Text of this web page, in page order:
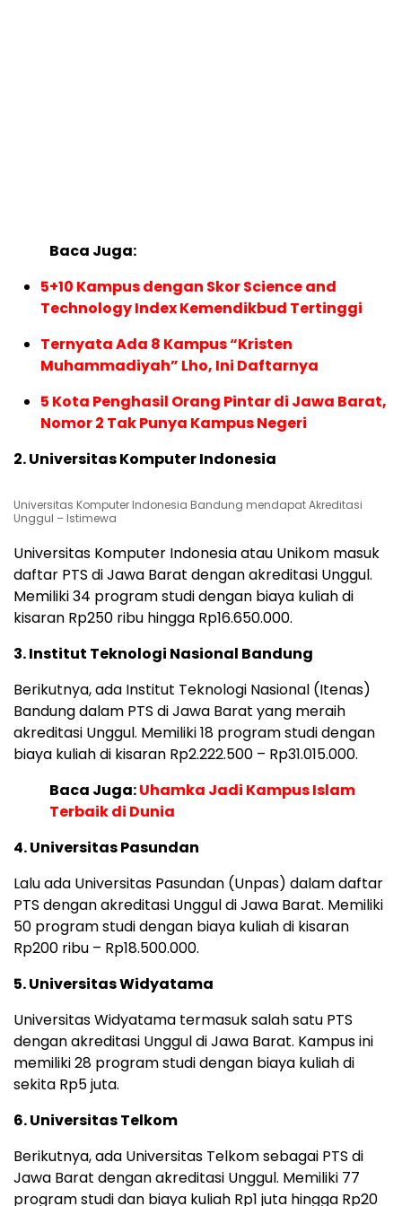
Baca Juga:
5+10 Kampus dengan Skor Science and
Technology Index Kemendikbud Tertinggi
Ternyata Ada 8 Kampus “Kristen
Muhammadiyah” Lho, Ini Daftarnya
5 Kota Penghasil Orang Pintar di Jawa Barat,
Nomor 2 Tak Punya Kampus Negeri
2. Universitas Komputer Indonesia
Universitas Komputer Indonesia Bandung mendapat Akreditasi
Unggul – Istimewa
Universitas Komputer Indonesia atau Unikom masuk
daftar PTS di Jawa Barat dengan akreditasi Unggul.
Memiliki 34 program studi dengan biaya kuliah di
kisaran Rp250 ribu hingga Rp16.650.000.
3. Institut Teknologi Nasional Bandung
Berikutnya, ada Institut Teknologi Nasional (Itenas)
Bandung dalam PTS di Jawa Barat yang meraih
akreditasi Unggul. Memiliki 18 program studi dengan
biaya kuliah di kisaran Rp2.222.500 – Rp31.015.000.
Baca Juga:Uhamka Jadi Kampus Islam
Terbaik di Dunia
4. Universitas Pasundan
Lalu ada Universitas Pasundan (Unpas) dalam daftar
PTS dengan akreditasi Unggul di Jawa Barat. Memiliki
50 program studi dengan biaya kuliah di kisaran
Rp200 ribu – Rp18.500.000.
5. Universitas Widyatama
Universitas Widyatama termasuk salah satu PTS
dengan akreditasi Unggul di Jawa Barat. Kampus ini
memiliki 28 program studi dengan biaya kuliah di
sekita Rp5 juta.
6. Universitas Telkom
Berikutnya, ada Universitas Telkom sebagai PTS di
Jawa Barat dengan akreditasi Unggul. Memiliki 77
program studi dan biaya kuliah Rp1 juta hingga Rp20